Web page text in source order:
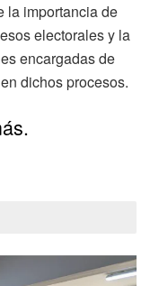
la importancia de
electorales y la
encargadas de
dichos procesos.